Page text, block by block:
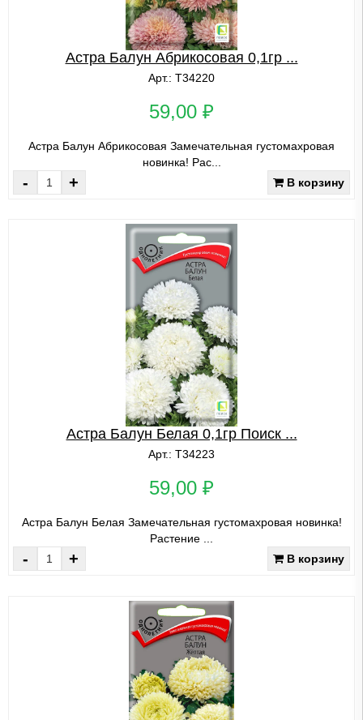
Астра Балун Абрикосовая 0,1гр ...
Арт.: Т34220
59,00 ₽
Астра Балун Абрикосовая Замечательная густомахровая
новинка! Рас...
- + В корзину
Астра Балун Белая 0,1гр Поиск ...
Арт.: Т34223
59,00 ₽
Астра Балун Белая Замечательная густомахровая новинка!
Растение ...
- + В корзину